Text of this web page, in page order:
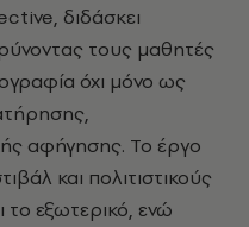
διδάσκει
τους μαθητές
όχι μόνο ως
αφήγησης. Το έργο
και πολιτιστικούς
το εξωτερικό, ενώ